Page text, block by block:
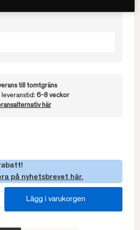
till tomtgräns
6-8 veckor
här
på nyhetsbrevet här.
Lägg i varukorgen